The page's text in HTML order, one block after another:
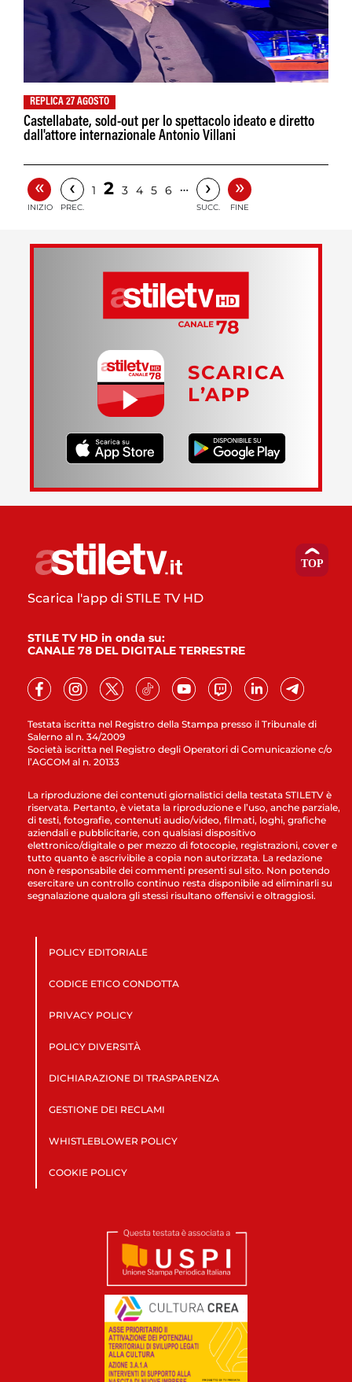
REPLICA 27 AGOSTO
Castellabate, sold-out per lo spettacolo ideato e diretto
dall'attore internazionale Antonio Villani
«
INIZIO
‹
PREC.
1 2 3 4 5 6 … ›
SUCC.
»
FINE
SCARICA
L’APP
Testata iscritta nel Registro della Stampa presso il Tribunale di
Salerno al n. 34/2009
Società iscritta nel Registro degli Operatori di Comunicazione c/o
l’AGCOM al n. 20133
Scarica l'app di STILE TV HD
STILE TV HD in onda su:
CANALE 78 DEL DIGITALE TERRESTRE
La riproduzione dei contenuti giornalistici della testata STILETV è
riservata. Pertanto, è vietata la riproduzione e l’uso, anche parziale,
di testi, fotografie, contenuti audio/video, filmati, loghi, grafiche
aziendali e pubblicitarie, con qualsiasi dispositivo
elettronico/digitale o per mezzo di fotocopie, registrazioni, cover e
tutto quanto è ascrivibile a copia non autorizzata. La redazione
non è responsabile dei commenti presenti sul sito. Non potendo
esercitare un controllo continuo resta disponibile ad eliminarli su
segnalazione qualora gli stessi risultano offensivi e oltraggiosi.
POLICY EDITORIALE
CODICE ETICO CONDOTTA
PRIVACY POLICY
POLICY DIVERSITÀ
DICHIARAZIONE DI TRASPARENZA
GESTIONE DEI RECLAMI
WHISTLEBLOWER POLICY
COOKIE POLICY